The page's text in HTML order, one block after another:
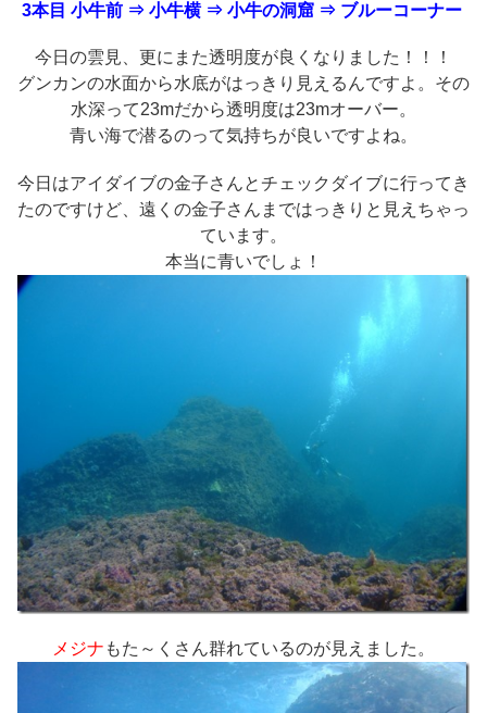
3本目 小牛前 ⇒ 小牛横 ⇒ 小牛の洞窟 ⇒ ブルーコーナー
今日の雲見、更にまた透明度が良くなりました！！！
グンカンの水面から水底がはっきり見えるんですよ。その
水深って23mだから透明度は23mオーバー。
青い海で潜るのって気持ちが良いですよね。
今日はアイダイブの金子さんとチェックダイブに行ってき
たのですけど、遠くの金子さんまではっきりと見えちゃっ
ています。
本当に青いでしょ！
メジナ もた～くさん群れているのが見えました。